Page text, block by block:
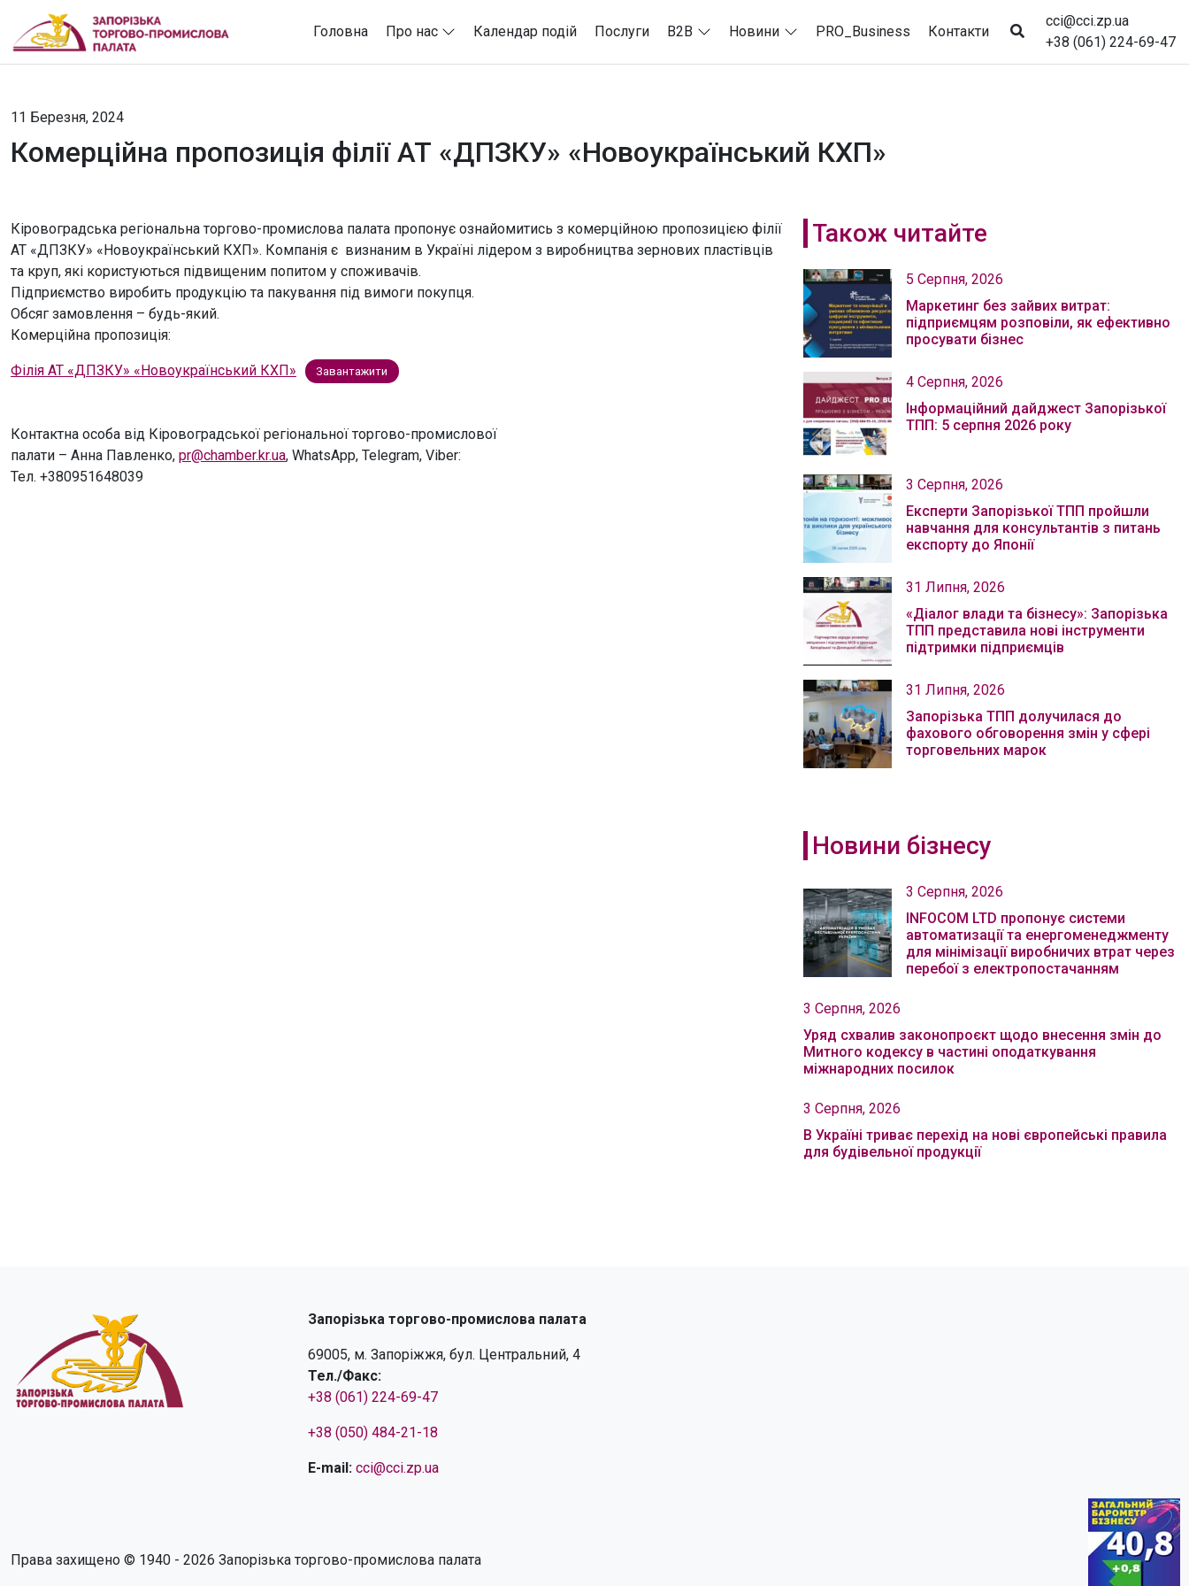
Головна Про нас Календар подій Послуги B2B Новини PRO_Business Контакти
cci@cci.zp.ua
+38 (061) 224-69-47
11 Березня, 2024
Комерційна пропозиція філії АТ «ДПЗКУ» «Новоукраїнський КХП»
Кіровоградська регіональна торгово-промислова палата пропонує ознайомитись з комерційною пропозицією філії
АТ «ДПЗКУ» «Новоукраїнський КХП». Компанія є визнаним в Україні лідером з виробництва зернових пластівців
та круп, які користуються підвищеним попитом у споживачів.
Підприємство виробить продукцію та пакування під вимоги покупця.
Обсяг замовлення – будь-який.
Комерційна пропозиція:
Філія АТ «ДПЗКУ» «Новоукраїнський КХП» Завантажити
Контактна особа від Кіровоградської регіональної торгово-промислової
палати – Анна Павленко, pr@chamber.kr.ua, WhatsApp, Telegram, Viber:
Тел. +380951648039
Також читайте
5 Серпня, 2026
Маркетинг без зайвих витрат:
підприємцям розповіли, як ефективно
просувати бізнес
4 Серпня, 2026
Інформаційний дайджест Запорізької
ТПП: 5 серпня 2026 року
3 Серпня, 2026
Експерти Запорізької ТПП пройшли
навчання для консультантів з питань
експорту до Японії
31 Липня, 2026
«Діалог влади та бізнесу»: Запорізька
ТПП представила нові інструменти
підтримки підприємців
31 Липня, 2026
Запорізька ТПП долучилася до
фахового обговорення змін у сфері
торговельних марок
Новини бізнесу
3 Серпня, 2026
INFOCOM LTD пропонує системи
автоматизації та енергоменеджменту
для мінімізації виробничих втрат через
перебої з електропостачанням
3 Серпня, 2026
Уряд схвалив законопроєкт щодо внесення змін до
Митного кодексу в частині оподаткування
міжнародних посилок
3 Серпня, 2026
В Україні триває перехід на нові європейські правила
для будівельної продукції
Запорізька торгово-промислова палата
69005, м. Запоріжжя, бул. Центральний, 4
Тел./Факс:
+38 (061) 224-69-47
+38 (050) 484-21-18
E-mail: cci@cci.zp.ua
Права захищено © 1940 - 2026 Запорізька торгово-промислова палата